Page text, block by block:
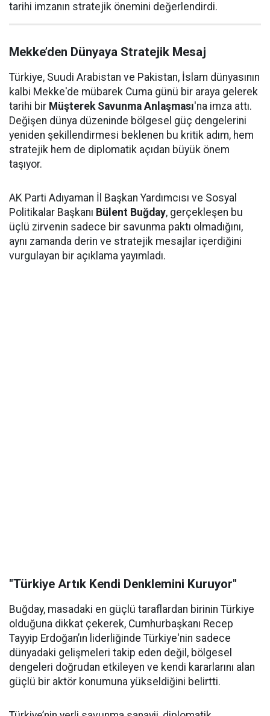
tarihi imzanın stratejik önemini değerlendirdi.
Mekke’den Dünyaya Stratejik Mesaj
Türkiye, Suudi Arabistan ve Pakistan, İslam dünyasının
kalbi Mekke'de mübarek Cuma günü bir araya gelerek
tarihi bir Müşterek Savunma Anlaşması'na imza attı.
Değişen dünya düzeninde bölgesel güç dengelerini
yeniden şekillendirmesi beklenen bu kritik adım, hem
stratejik hem de diplomatik açıdan büyük önem
taşıyor.
AK Parti Adıyaman İl Başkan Yardımcısı ve Sosyal
Politikalar Başkanı Bülent Buğday, gerçekleşen bu
üçlü zirvenin sadece bir savunma paktı olmadığını,
aynı zamanda derin ve stratejik mesajlar içerdiğini
vurgulayan bir açıklama yayımladı.
"Türkiye Artık Kendi Denklemini Kuruyor"
Buğday, masadaki en güçlü taraflardan birinin Türkiye
olduğuna dikkat çekerek, Cumhurbaşkanı Recep
Tayyip Erdoğan’ın liderliğinde Türkiye'nin sadece
dünyadaki gelişmeleri takip eden değil, bölgesel
dengeleri doğrudan etkileyen ve kendi kararlarını alan
güçlü bir aktör konumuna yükseldiğini belirtti.